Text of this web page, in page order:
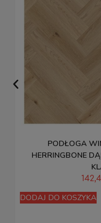
PODŁOGA
HERRINGBONE
DODAJ DO KOSZYKA